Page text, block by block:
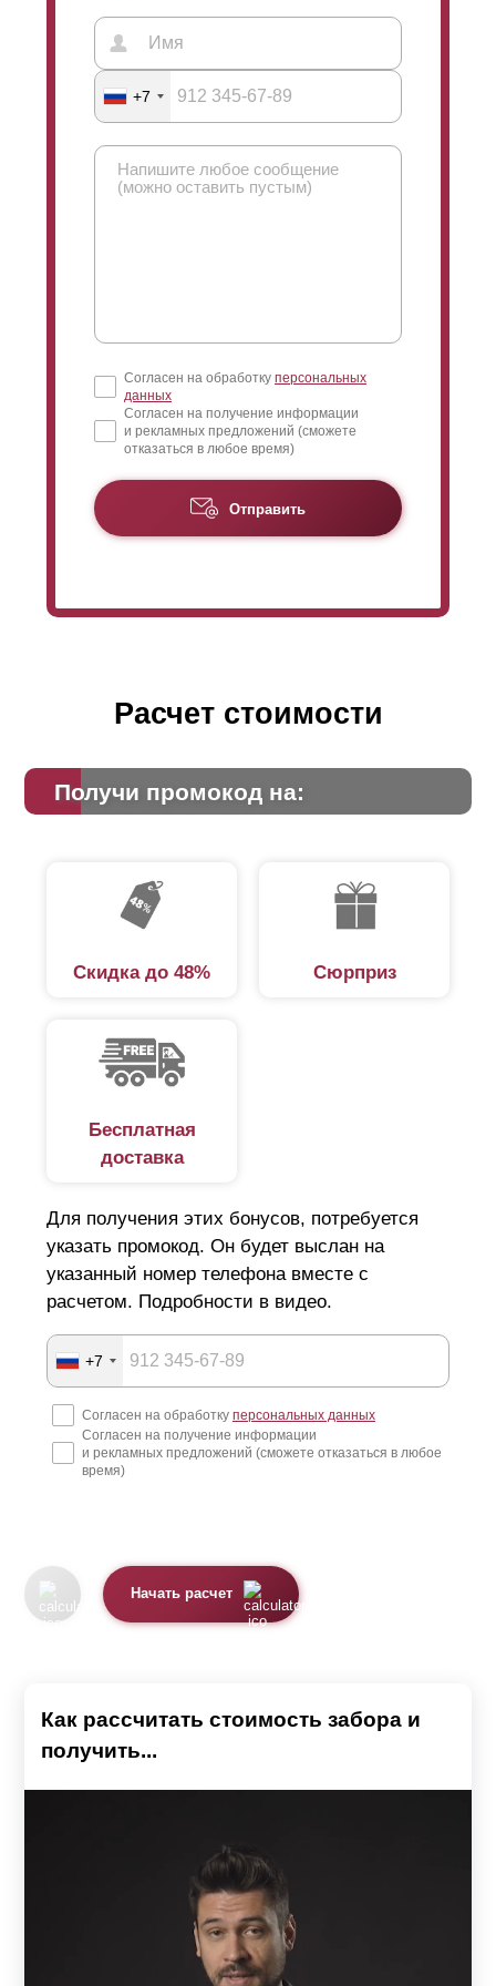
+7
Согласен на обработку персональных
данных
Согласен на получение информации
и рекламных предложений (сможете
отказаться в любое время)
Отправить
Расчет стоимости
Получи промокод на:
Скидка до 48% Сюрприз
Бесплатная
доставка
Для получения этих бонусов, потребуется
указать промокод. Он будет выслан на
указанный номер телефона вместе с
расчетом. Подробности в видео.
+7
Согласен на обработку персональных данных
Согласен на получение информации
и рекламных предложений (сможете отказаться в любое
время)
Начать расчет
Как рассчитать стоимость забора и
получить...